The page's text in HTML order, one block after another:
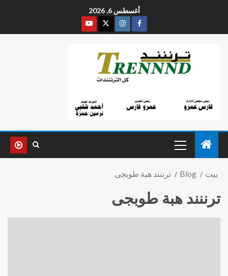
أغسطس 6, 2026
بيت Blog ترننند هبة طوبجى
ترننند هبة طوبجى